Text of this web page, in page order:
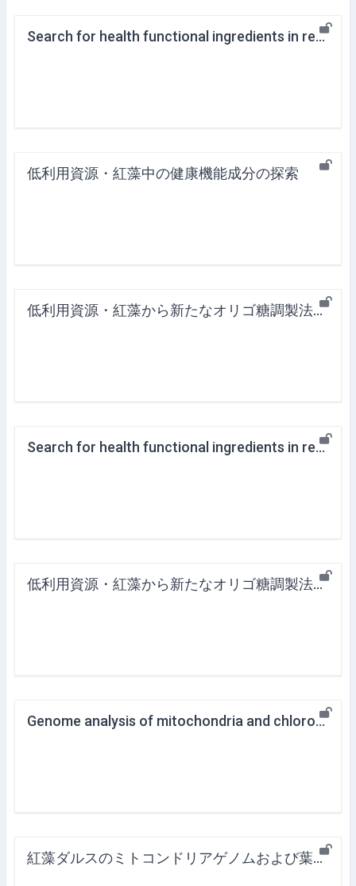
Search for health functional ingredients in red algae, a low-use resource; protein and peptide
低利用資源・紅藻中の健康機能成分の探索
低利用資源・紅藻から新たなオリゴ糖調製法の開発2
Search for health functional ingredients in red algae, a low-use resource; a method for preparing new oligosaccharides
低利用資源・紅藻から新たなオリゴ糖調製法の開発
Genome analysis of mitochondria and chloroplast from red alga dulse and the relation of bioactivity
紅藻ダルスのミトコンドリアゲノムおよび葉緑体ゲノム解析と健康機能性